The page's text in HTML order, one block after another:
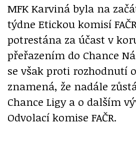
MFK Karviná byla na
týdne Etickou komisí
potrestána za účast v
přeřazením do Chance
se však proti rozhodnutí
znamená, že nadále
Chance Ligy a o dalším
Odvolací komise FAČR.